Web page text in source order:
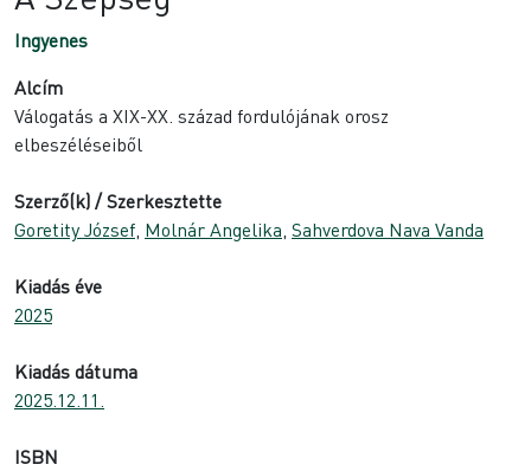
Ingyenes
Alcím
Válogatás a XIX-XX. század fordulójának orosz
elbeszéléseiből
Szerző(k) / Szerkesztette
Goretity József, Molnár Angelika, Sahverdova Nava Vanda
Kiadás éve
2025
Kiadás dátuma
2025.12.11.
ISBN